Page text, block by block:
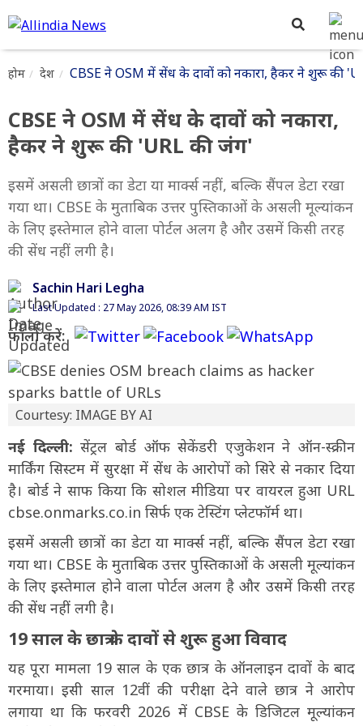
होम देश CBSE ने OSM में सेंध के दावों को नकारा, हैकर ने शुरू की
CBSE ने OSM में सेंध के दावों को नकारा,
हैकर ने शुरू की 'URL की जंग'
इसमें असली छात्रों का डेटा या मार्क्स नहीं, बल्कि सैंपल डेटा रखा
गया था। CBSE के मुताबिक उत्तर पुस्तिकाओं के असली मूल्यांकन
के लिए इस्तेमाल होने वाला पोर्टल अलग है और उसमें किसी तरह
की सेंध नहीं लगी है।
Sachin Hari Legha
Last Updated : 27 May 2026, 08:39 AM IST
फॉलो करें:
Courtesy: IMAGE BY AI
नई दिल्ली: सेंट्रल बोर्ड ऑफ सेकेंडरी एजुकेशन ने ऑन-स्क्रीन
मार्किंग सिस्टम में सुरक्षा में सेंध के आरोपों को सिरे से नकार दिया
है। बोर्ड ने साफ किया कि सोशल मीडिया पर वायरल हुआ URL
cbse.onmarks.co.in सिर्फ एक टेस्टिंग प्लेटफॉर्म था।
इसमें असली छात्रों का डेटा या मार्क्स नहीं, बल्कि सैंपल डेटा रखा
गया था। CBSE के मुताबिक उत्तर पुस्तिकाओं के असली मूल्यांकन
के लिए इस्तेमाल होने वाला पोर्टल अलग है और उसमें किसी तरह
की सेंध नहीं लगी है।
19 साल के छात्र के दावों से शुरू हुआ विवाद
यह पूरा मामला 19 साल के एक छात्र के ऑनलाइन दावों के बाद
गरमाया। इसी साल 12वीं की परीक्षा देने वाले छात्र ने आरोप
लगाया था कि फरवरी 2026 में CBSE के डिजिटल मूल्यांकन